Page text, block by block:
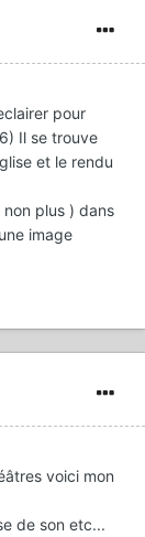
pour
Il se trouve
et le rendu
plus ) dans
image
voici mon
de son etc...